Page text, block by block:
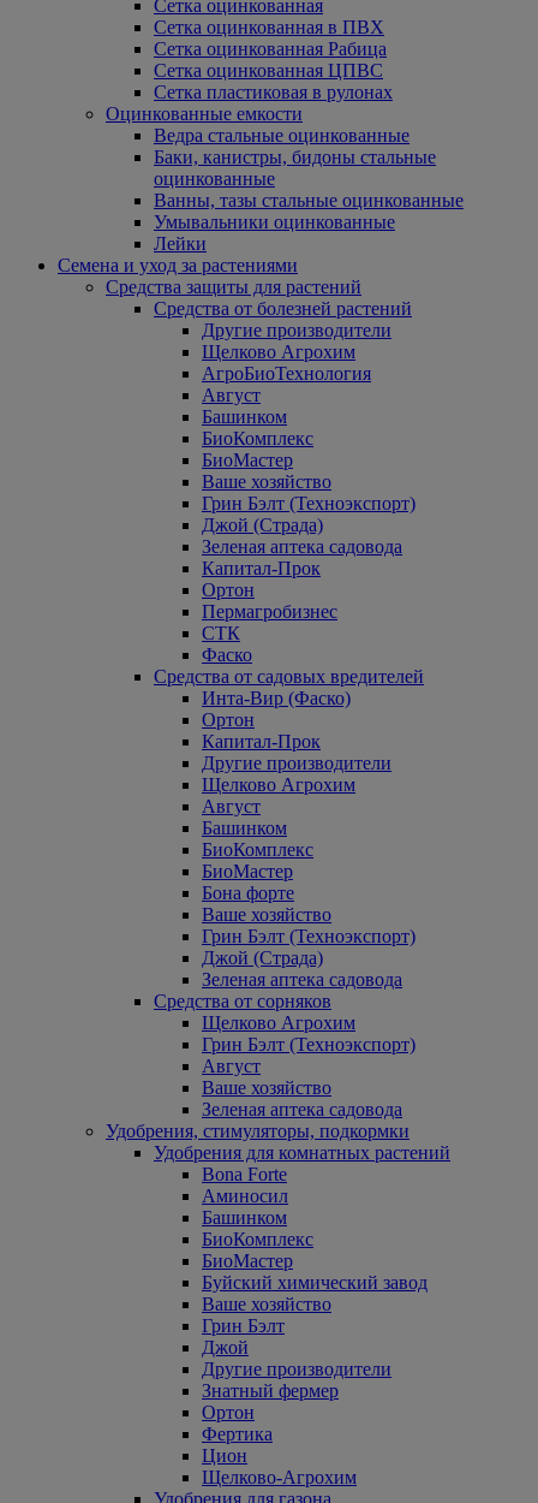
Сетка оцинкованная
Сетка оцинкованная в ПВХ
Сетка оцинкованная Рабица
Сетка оцинкованная ЦПВС
Сетка пластиковая в рулонах
Оцинкованные емкости
Ведра стальные оцинкованные
Баки, канистры, бидоны стальные
оцинкованные
Ванны, тазы стальные оцинкованные
Умывальники оцинкованные
Лейки
Семена и уход за растениями
Средства защиты для растений
Средства от болезней растений
Другие производители
Щелково Агрохим
АгроБиоТехнология
Август
Башинком
БиоКомплекс
БиоМастер
Ваше хозяйство
Грин Бэлт (Техноэкспорт)
Джой (Страда)
Зеленая аптека садовода
Капитал-Прок
Ортон
Пермагробизнес
СТК
Фаско
Средства от садовых вредителей
Инта-Вир (Фаско)
Ортон
Капитал-Прок
Другие производители
Щелково Агрохим
Август
Башинком
БиоКомплекс
БиоМастер
Бона форте
Ваше хозяйство
Грин Бэлт (Техноэкспорт)
Джой (Страда)
Зеленая аптека садовода
Средства от сорняков
Щелково Агрохим
Грин Бэлт (Техноэкспорт)
Август
Ваше хозяйство
Зеленая аптека садовода
Удобрения, стимуляторы, подкормки
Удобрения для комнатных растений
Bona Forte
Аминосил
Башинком
БиоКомплекс
БиоМастер
Буйский химический завод
Ваше хозяйство
Грин Бэлт
Джой
Другие производители
Знатный фермер
Ортон
Фертика
Цион
Щелково-Агрохим
Удобрения для газона